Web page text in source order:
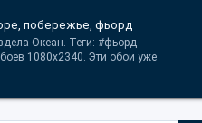
побережье, фьорд
Океан. Теги: #фьорд
1080x2340. Эти обои уже